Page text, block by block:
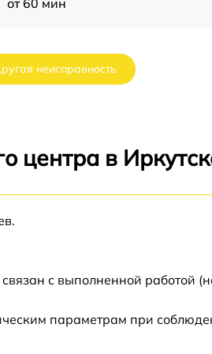
от 60 мин
от 60 мин
от 60 мин
неисправность
центра в
с выполненной работой
параметрам при